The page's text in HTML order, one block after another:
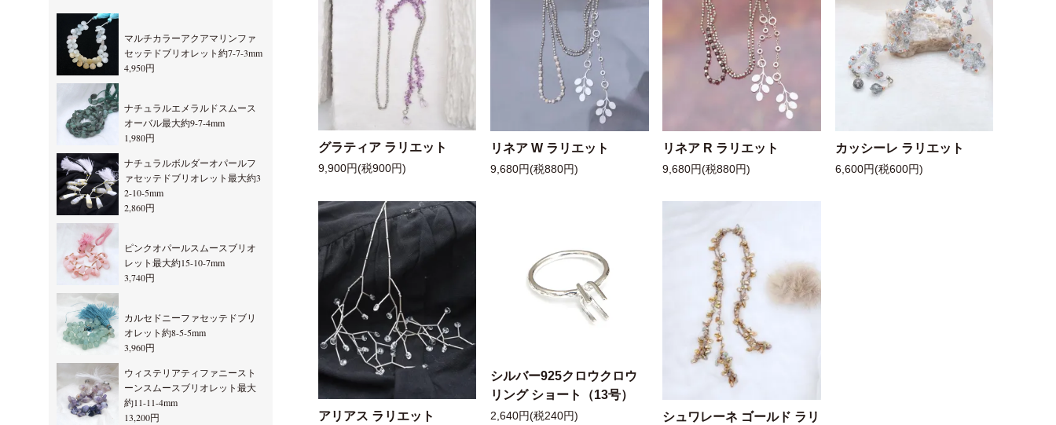
グラティア ラリエット
9,900円(税900円)
リネア W ラリエット
9,680円(税880円)
リネア R ラリエット
9,680円(税880円)
カッシーレ ラリエット
6,600円(税600円)
アリアス ラリエット
シルバー925クロウクロウ
リング ショート（13号）
2,640円(税240円)
シュワレーネ ゴールド ラリ
マルチカラーアクアマリンファ
セッテドブリオレット約7-7-3mm
4,950円
ナチュラルエメラルドスムース
オーバル最大約9-7-4mm
1,980円
ナチュラルボルダーオパールフ
ァセッテドブリオレット最大約3
2-10-5mm
2,860円
ピンクオパールスムースブリオ
レット最大約15-10-7mm
3,740円
カルセドニーファセッテドブリ
オレット約8-5-5mm
3,960円
ウィステリアティファニースト
ーンスムースブリオレット最大
約11-11-4mm
13,200円